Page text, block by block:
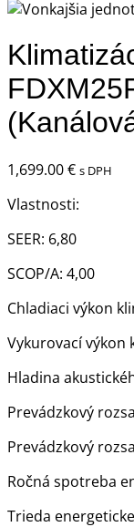
1,699.00€ s DPH
Vlastnosti:
SEER: 6,80
SCOP/A: 4,00
Chladiaci výkon
Vykurovací výkon
Hladina
Prevádzkový
Prevádzkový
Ročná spotreba
Trieda